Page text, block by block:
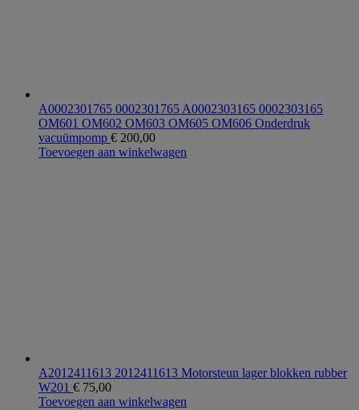
A0002301765 0002301765 A0002303165 0002303165
OM601 OM602 OM603 OM605 OM606 Onderdruk
vacuümpomp € 200,00
Toevoegen aan winkelwagen
A2012411613 2012411613 Motorsteun lager blokken rubber
W201 € 75,00
Toevoegen aan winkelwagen